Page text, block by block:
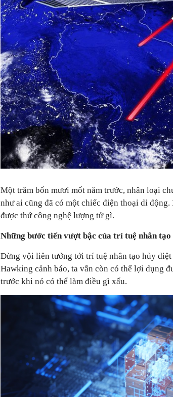
Một trăm bốn mươi mốt năm trước, nhân loại
như ai cũng đã có một chiếc điện thoại di động.
được thứ công nghệ lượng tử gì.
Những bước tiến vượt bậc của trí tuệ nhân tạo
Đừng vội liên tưởng tới trí tuệ nhân tạo hủy
Hawking cảnh báo, ta vẫn còn có thể lợi dụng
trước khi nó có thể làm điều gì xấu.